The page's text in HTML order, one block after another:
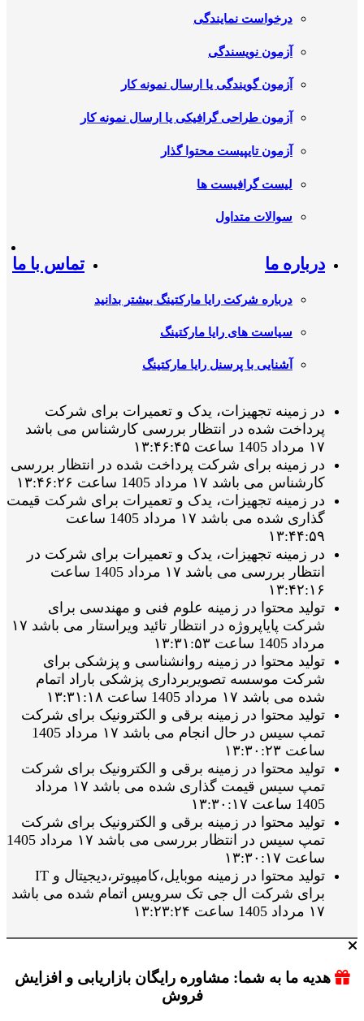
درخواست نمایندگی
آزمون نویسندگی
آزمون گویندگی یا ارسال نمونه کار
آزمون طراحی گرافیکی یا ارسال نمونه کار
آزمون تایپیست محتوا گذار
لیست گرافیست ها
سوالات متداول
درباره ما
درباره شرکت رایا مارکتینگ بیشتر بدانید
سیاست های رایا مارکتینگ
آشنایی با پرسنل رایا مارکتینگ
تماس با ما
در زمینه تجهیزات، یدک و تعمیرات برای شرکت
پرداخت شده در انتظار بررسی کارشناس می باشد
۱۷ مرداد 1405 ساعت ۱۳:۴۶:۴۵
در زمینه برای شرکت پرداخت شده در انتظار بررسی
کارشناس می باشد ۱۷ مرداد 1405 ساعت ۱۳:۴۶:۲۶
در زمینه تجهیزات، یدک و تعمیرات برای شرکت قیمت
گذاری شده می باشد ۱۷ مرداد 1405 ساعت
۱۳:۴۴:۵۹
در زمینه تجهیزات، یدک و تعمیرات برای شرکت در
انتظار بررسی می باشد ۱۷ مرداد 1405 ساعت
۱۳:۴۲:۱۶
تولید محتوا در زمینه علوم فنی و مهندسی برای
شرکت پایاپروژه در انتظار تائید ویراستار می باشد ۱۷
مرداد 1405 ساعت ۱۳:۳۱:۵۳
تولید محتوا در زمینه روانشناسی و پزشکی برای
شرکت موسسه تصویربرداری پزشکی باراد اتمام
شده می باشد ۱۷ مرداد 1405 ساعت ۱۳:۳۱:۱۸
تولید محتوا در زمینه برقی و الکترونیک برای شرکت
تمپ سیس در حال انجام می باشد ۱۷ مرداد 1405
ساعت ۱۳:۳۰:۲۳
تولید محتوا در زمینه برقی و الکترونیک برای شرکت
تمپ سیس قیمت گذاری شده می باشد ۱۷ مرداد
1405 ساعت ۱۳:۳۰:۱۷
تولید محتوا در زمینه برقی و الکترونیک برای شرکت
تمپ سیس در انتظار بررسی می باشد ۱۷ مرداد 1405
ساعت ۱۳:۳۰:۱۷
تولید محتوا در زمینه موبایل،کامپیوتر،دیجیتال و IT
برای شرکت ال جی تک سرویس اتمام شده می باشد
۱۷ مرداد 1405 ساعت ۱۳:۲۳:۲۴
هدیه ما به شما: مشاوره رایگان بازاریابی و افزایش
فروش